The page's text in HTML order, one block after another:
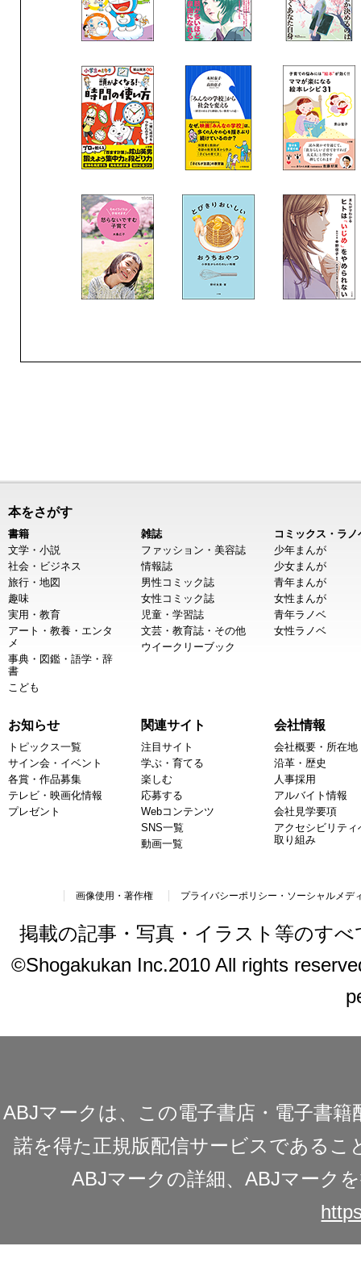
本をさがす
書籍
文学・小説
社会・ビジネス
旅行・地図
趣味
実用・教育
アート・教養・エンタ
メ
事典・図鑑・語学・辞
書
こども
雑誌
ファッション・美容誌
情報誌
男性コミック誌
女性コミック誌
児童・学習誌
文芸・教育誌・その他
ウイークリーブック
コミックス・ラノ
少年まんが
少女まんが
青年まんが
女性まんが
青年ラノベ
女性ラノベ
お知らせ
トピックス一覧
サイン会・イベント
各賞・作品募集
テレビ・映画化情報
プレゼント
関連サイト
注目サイト
学ぶ・育てる
楽しむ
応募する
Webコンテンツ
SNS一覧
動画一覧
会社情報
会社概要・所在地
沿革・歴史
人事採用
アルバイト情報
会社見学要項
アクセシビリティ
取り組み
画像使用・著作権 プライバシーポリシー・ソーシャルメデ
掲載の記事・写真・イラスト等のす
©Shogakukan Inc.2010 All rights
ABJマークは、この電子書店・電子書
諾を得た正規版配信サービスであるこ
ABJマークの詳細、ABJマーク